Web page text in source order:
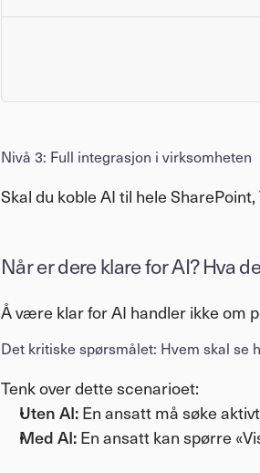
Nivå 3: Full integrasjon i virksomheten
Skal du koble AI til hele
Når er dere klare for AI? Hva
Å være klar for AI handler ikke om
Det kritiske spørsmålet: Hvem skal se
Tenk over dette scenarioet:
Uten AI: En ansatt må søke
Med AI: En ansatt kan spørre